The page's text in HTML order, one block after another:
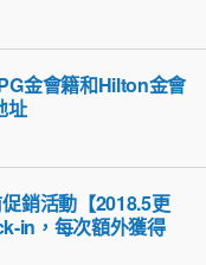
金會籍和Hilton金會
址
銷活動【2018.5更
in，每次額外獲得